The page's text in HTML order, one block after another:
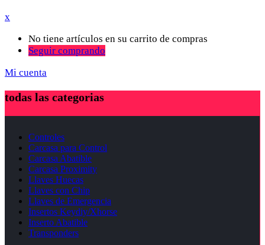
x
No tiene artículos en su carrito de compras
Seguir comprando
Mi cuenta
todas las categorias
Controles
Carcasa para Control
Carcasa Abatible
Carcasa Proximity
Llaves Huecas
Llaves con Chip
Llaves de Emergencia
Insertos Keydiy/Xhorse
Inserto Abatible
Transponders